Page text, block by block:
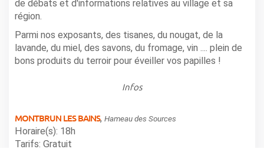
de débats et d'informations relatives au village et sa
région.
Parmi nos exposants, des tisanes, du nougat, de la
lavande, du miel, des savons, du fromage, vin .... plein de
bons produits du terroir pour éveiller vos papilles !
Infos
MONTBRUN LES BAINS, Hameau des Sources
Horaire(s): 18h
Tarifs: Gratuit